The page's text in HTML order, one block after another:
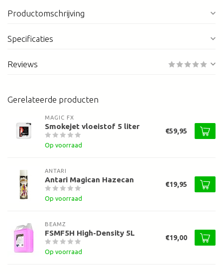
Productomschrijving
Specificaties
Reviews
Gerelateerde producten
MAGIC FX
Smokejet vloeistof 5 liter
Op voorraad
€59,95
ANTARI
Antari Magican Hazecan
Op voorraad
€19,95
BEAMZ
FSMF5H High-Density 5L
Op voorraad
€19,00